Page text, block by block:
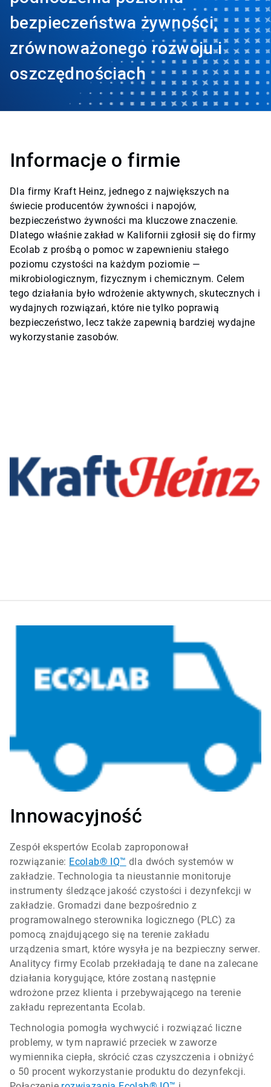
bezpieczeństwa żywności,
zrównoważonego rozwoju i
oszczędnościach
Informacje o firmie
Dla firmy Kraft Heinz, jednego z największych na
świecie producentów żywności i napojów,
bezpieczeństwo żywności ma kluczowe znaczenie.
Dlatego właśnie zakład w Kalifornii zgłosił się do firmy
Ecolab z prośbą o pomoc w zapewnieniu stałego
poziomu czystości na każdym poziomie —
mikrobiologicznym, fizycznym i chemicznym. Celem
tego działania było wdrożenie aktywnych, skutecznych i
wydajnych rozwiązań, które nie tylko poprawią
bezpieczeństwo, lecz także zapewnią bardziej wydajne
wykorzystanie zasobów.
Innowacyjność
Zespół ekspertów Ecolab zaproponował
rozwiązanie: Ecolab® IQ™ dla dwóch systemów w
zakładzie. Technologia ta nieustannie monitoruje
instrumenty śledzące jakość czystości i dezynfekcji w
zakładzie. Gromadzi dane bezpośrednio z
programowalnego sterownika logicznego (PLC) za
pomocą znajdującego się na terenie zakładu
urządzenia smart, które wysyła je na bezpieczny serwer.
Analitycy firmy Ecolab przekładają te dane na zalecane
działania korygujące, które zostaną następnie
wdrożone przez klienta i przebywającego na terenie
zakładu reprezentanta Ecolab.
Technologia pomogła wychwycić i rozwiązać liczne
problemy, w tym naprawić przeciek w zaworze
wymiennika ciepła, skrócić czas czyszczenia i obniżyć
o 50 procent wykorzystanie produktu do dezynfekcji.